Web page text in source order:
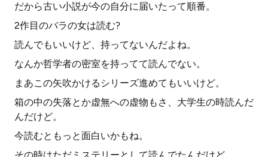
だから古い小説が今の自分に届いたって順番。
2作目のバラの女は読む?
読んでもいいけど、持ってないんだよね。
なんか哲学者の密室を持ってて読んでない。
まあこの矢吹かけるシリーズ進めてもいいけど。
箱の中の失落とか虚無への虚物もさ、大学生の時読んだ
んだけど。
今読むともっと面白いかもね。